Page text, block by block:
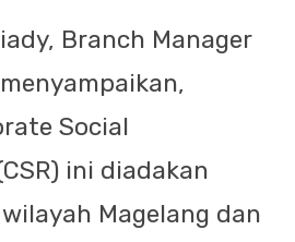
Branch Manager
Social
ini diadakan
Magelang dan